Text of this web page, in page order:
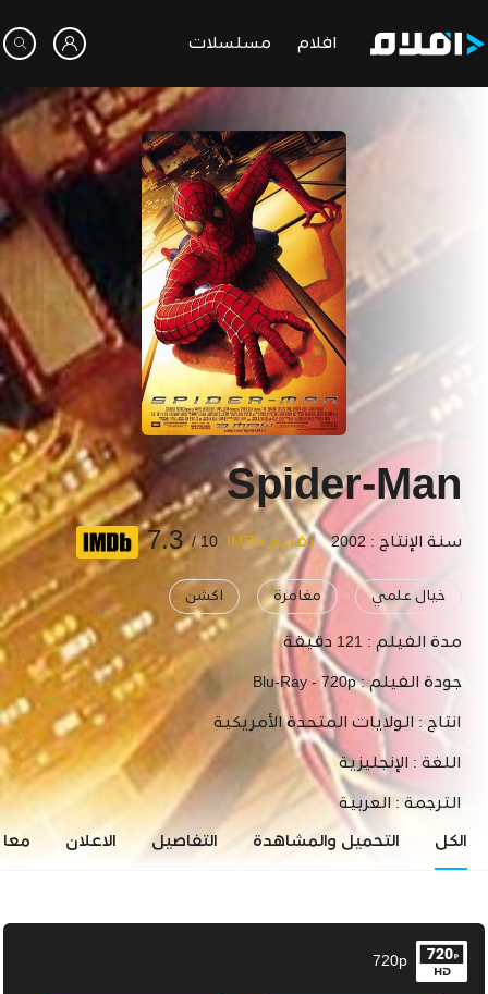
افلام مسلسلات
Spider-Man
سنة الإنتاج : 2002 تقييم IMDb 10 /
7.3
خيال علمي مغامرة اكشن
مدة الفيلم : 121 دقيقة
جودة الفيلم :Blu-Ray - 720p
انتاج : الولايات المتحدة الأمريكية
اللغة : الإنجليزية
الترجمة : العربية
الكل التحميل والمشاهدة التفاصيل الاعلان
720p